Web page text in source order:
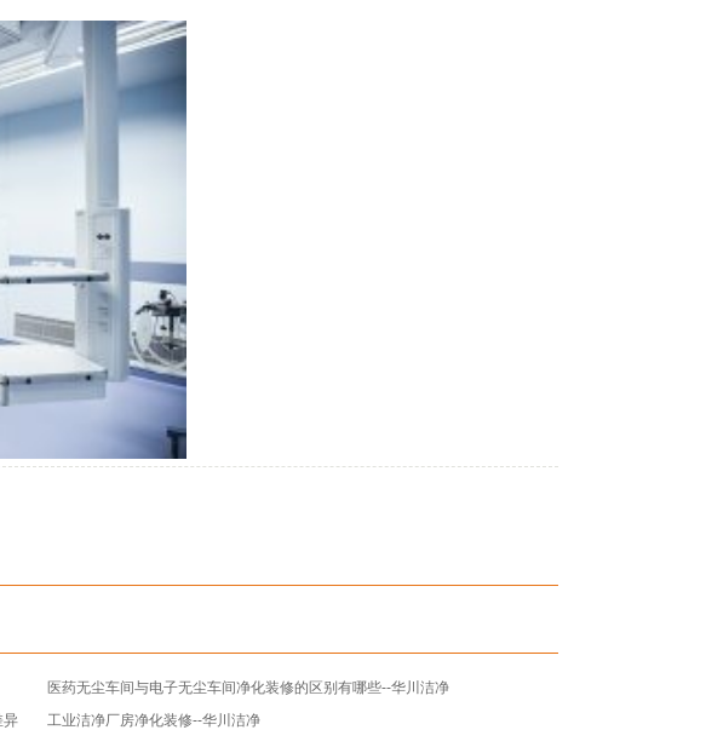
医药无尘车间与电子无尘车间净化装修的区别有哪些--华川洁净
异
工业洁净厂房净化装修--华川洁净